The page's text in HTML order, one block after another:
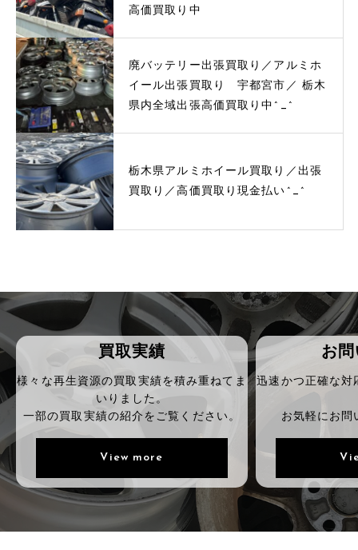
高価買取り中
廃バッテリー出張買取り／アルミホ
イール出張買取り 宇都宮市／ 栃木
県内全域出張高価買取り中^_^
栃木県アルミホイール買取り／出張
買取り／高価買取り現金払い^_^
買取実績
様々な再生資源の買取実績を積み重ねてま
いりました。
一部の買取実績の紹介をご覧ください。
View more
お
迅速かつ正確な対
お気軽にお問